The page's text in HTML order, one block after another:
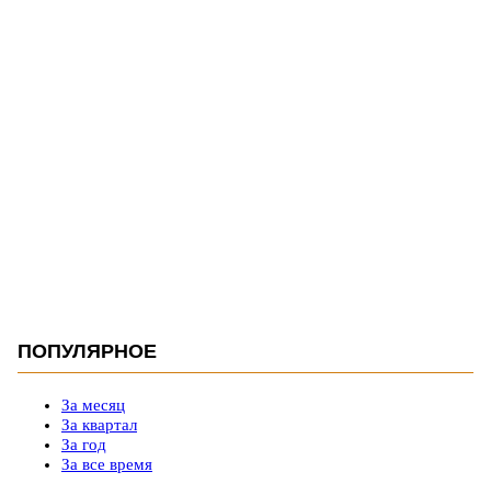
ПОПУЛЯРНОЕ
За месяц
За квартал
За год
За все время